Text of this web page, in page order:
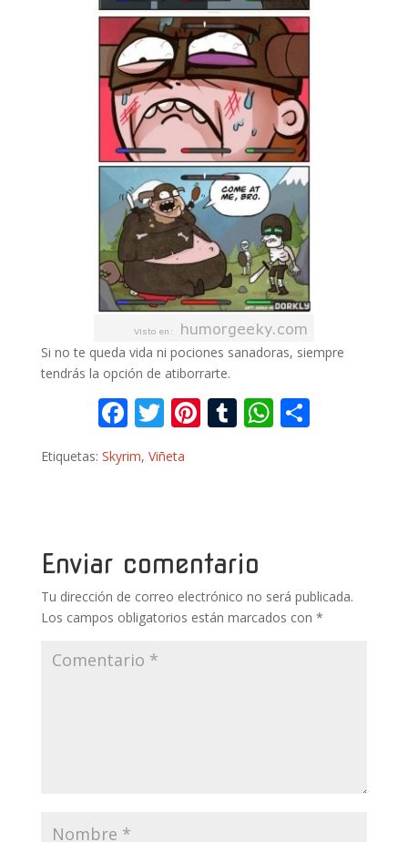
Si no te queda vida ni pociones sanadoras, siempre
tendrás la opción de atiborrarte.
F
ac
e
o
k
T
w
itt
Pi T W
p r
Etiquetas: Skyrim, Viñeta
Enviar comentario
Tu dirección de correo electrónico no será publicada.
Los campos obligatorios están marcados con *